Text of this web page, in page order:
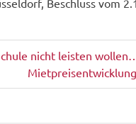
nicht leisten
Nächster
Beitrag: